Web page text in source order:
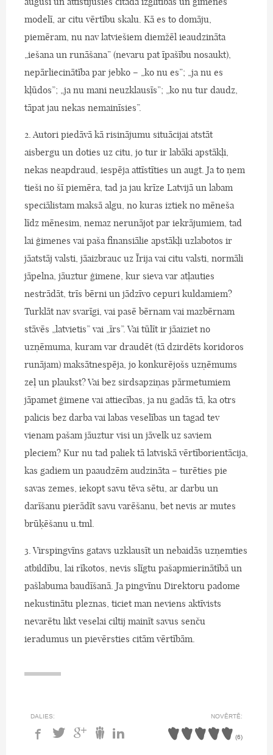
modelī, ar citu vērtību skalu. Kā es to domāju,
piemēram, nu nav latviešiem diemžēl ieaudzināta
„iešana un runāšana” (nevaru pat īpašību nosaukt),
nepārliecinātība par jebko – „ko nu es”; „ja nu es
kļūdos”; „ja nu mani neuzklausīs”; „ko nu tur daudz,
tāpat jau nekas nemainīsies”.
2. Autori piedāvā kā risinājumu situācijai atstāt
aisbergu un doties uz citu, jo tur ir labāki apstākļi,
nekas neapdraud, iespēja attīstīties un augt. Ja to ņem
tieši no šī piemēra, tad ja jau krīze Latvijā un labam
speciālistam maksā algu, no kuras iztiek no mēneša
līdz mēnesim, nemaz nerunājot par iekrājumiem, tad
lai ģimenes vai paša finansiālie apstākļi uzlabotos ir
jāatstāj valsti, jāaizbrauc uz Īrija vai citu valsti, normāli
jāpelna, jāuztur ģimene, kur sieva var atļauties
nestrādāt, trīs bērni un jādzīvo cepuri kuldamiem?
Turklāt nav svarīgi, vai pasē bērnam vai mazbērnam
stāvēs „latvietis” vai „īrs”. Vai tūlīt ir jāaiziet no
uzņēmuma, kuram var draudēt (tā dzirdēts koridoros
runājam) maksātnespēja, jo konkurējošs uzņēmums
zeļ un plaukst? Vai bez sirdsapziņas pārmetumiem
jāpamet ģimene vai attiecības, ja nu gadās tā, ka otrs
palicis bez darba vai labas veselības un tagad tev
vienam pašam jāuztur visi un jāvelk uz saviem
pleciem? Kur nu tad paliek tā latviskā vērtīborientācija,
kas gadiem un paaudzēm audzināta – turēties pie
savas zemes, iekopt savu tēva sētu, ar darbu un
darīšanu pierādīt savu varēšanu, bet nevis ar mutes
brūķēšanu u.tml.
3. Virspingvīns gatavs uzklausīt un nebaidās uzņemties
atbildību, lai rīkotos, nevis slīgtu pašapmierinātībā un
pašlabuma baudīšanā. Ja pingvīnu Direktoru padome
nekustinātu pleznas, ticiet man neviens aktīvists
nevarētu likt veselai ciltij mainīt savus senču
ieradumus un pievērsties citām vērtībām.
DALIES: NOVĒRTĒ:
(6)